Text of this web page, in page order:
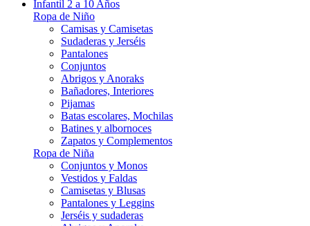
Infantil 2 a 10 Años
Ropa de Niño
Camisas y Camisetas
Sudaderas y Jerséis
Pantalones
Conjuntos
Abrigos y Anoraks
Bañadores, Interiores
Pijamas
Batas escolares, Mochilas
Batines y albornoces
Zapatos y Complementos
Ropa de Niña
Conjuntos y Monos
Vestidos y Faldas
Camisetas y Blusas
Pantalones y Leggins
Jerséis y sudaderas